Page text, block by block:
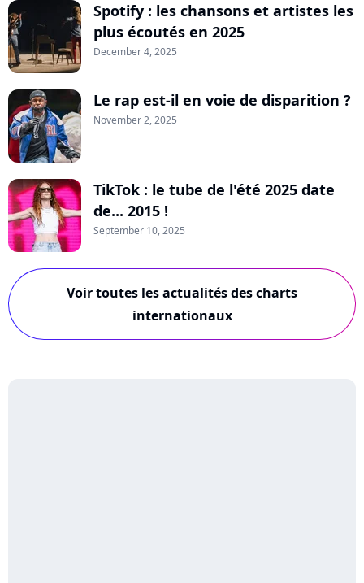
Spotify : les chansons et artistes les
plus écoutés en 2025
December 4, 2025
Le rap est-il en voie de disparition ?
November 2, 2025
TikTok : le tube de l'été 2025 date
de... 2015 !
September 10, 2025
Voir toutes les actualités des charts
internationaux